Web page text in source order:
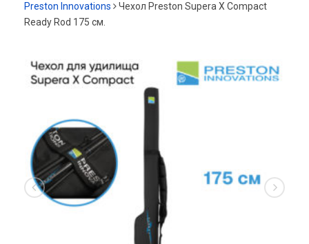
Preston Innovations
Чехол Preston Supera X Compact
Ready Rod 175 см.
-20%